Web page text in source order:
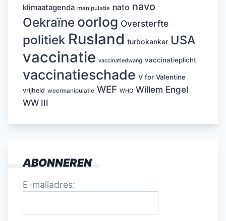
klimaatagenda manipulatie nato navo
Oekraïne oorlog Oversterfte
politiek Rusland turbokanker USA
vaccinatie vaccinatiedwang vaccinatieplicht
vaccinatieschade V for Valentine
vrijheid weermanipulatie WEF WHO Willem Engel
WW III
ABONNEREN
E-mailadres: